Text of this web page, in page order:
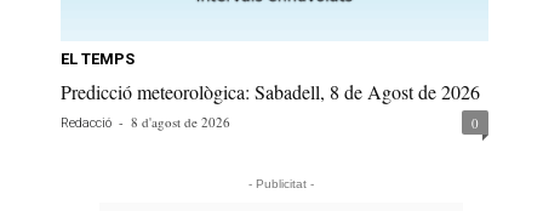
EL TEMPS
Predicció meteorològica: Sabadell, 8 de Agost de 2026
Redacció - 8 d'agost de 2026 0
- Publicitat -